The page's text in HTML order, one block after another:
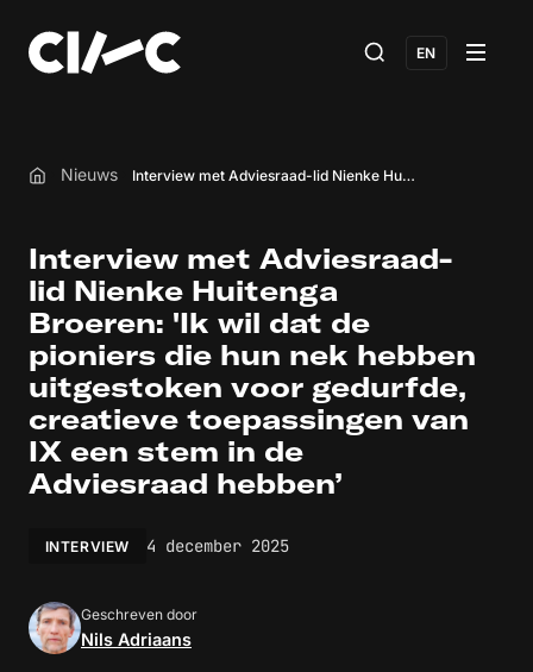
EN
Home
Nieuws Interview met Adviesraad-lid Nienke Huitenga Broeren: 'Ik wil dat de pioniers die hun nek hebben uitgestoken voor gedurfde, creatieve toepassingen van IX een stem in de Adviesraad hebben’
Interview met Adviesraad-
lid Nienke Huitenga
Broeren: 'Ik wil dat de
pioniers die hun nek hebben
uitgestoken voor gedurfde,
creatieve toepassingen van
IX een stem in de
Adviesraad hebben’
INTERVIEW 4 december 2025
Geschreven door
Nils Adriaans